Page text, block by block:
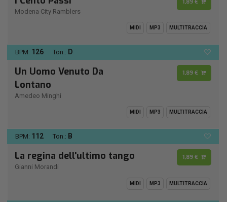
Modena City Ramblers
1,89 €
MIDI MP3 MULTITRACCIA
BPM: 126 Ton.: D
Un Uomo Venuto Da
Lontano
Amedeo Minghi
1,89 €
MIDI MP3 MULTITRACCIA
BPM: 112 Ton.: B
La regina dell'ultimo tango
Gianni Morandi
1,89 €
MIDI MP3 MULTITRACCIA